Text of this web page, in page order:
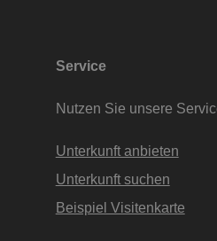
Service
Nutzen Sie unsere
Unterkunft anbieten
Unterkunft suchen
Beispiel Visitenkarte